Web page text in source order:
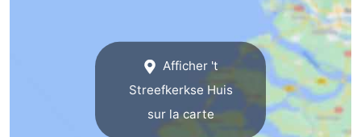
Afficher 't
Streefkerkse Huis
sur la carte